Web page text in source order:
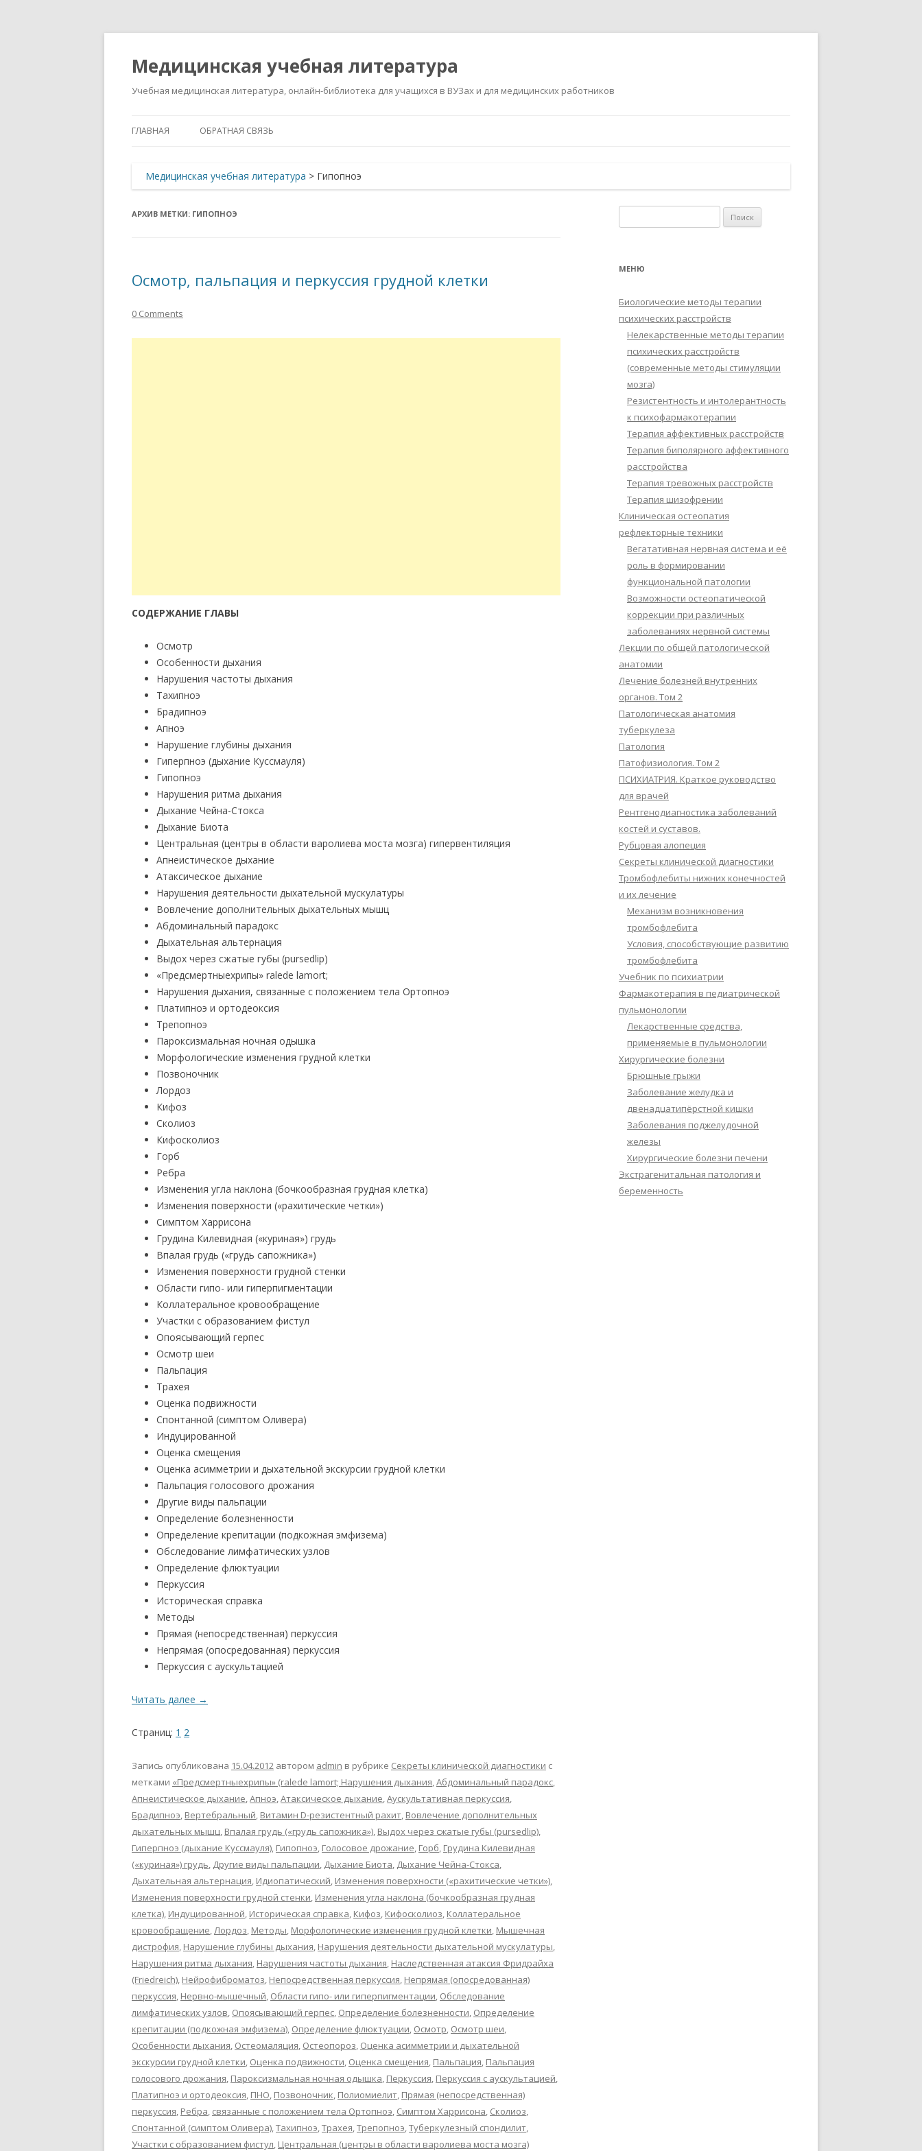
Медицинская учебная литература
Учебная медицинская литература, онлайн-библиотека для учащихся в ВУЗах и для медицинских работников
ГЛАВНАЯ ОБРАТНАЯ СВЯЗЬ
Медицинская учебная литература > Гипопноэ
АРХИВ МЕТКИ: ГИПОПНОЭ
Осмотр, пальпация и перкуссия грудной клетки
0 Comments
СОДЕРЖАНИЕ ГЛАВЫ
Осмотр
Особенности дыхания
Нарушения частоты дыхания
Тахипноэ
Брадипноэ
Апноэ
Нарушение глубины дыхания
Гиперпноэ (дыхание Куссмауля)
Гипопноэ
Нарушения ритма дыхания
Дыхание Чейна-Стокса
Дыхание Биота
Центральная (центры в области варолиева моста мозга) гипервентиляция
Апнеистическое дыхание
Атаксическое дыхание
Нарушения деятельности дыхательной мускулатуры
Вовлечение дополнительных дыхательных мышц
Абдоминальный парадокс
Дыхательная альтернация
Выдох через сжатые губы (pursedlip)
«Предсмертныехрипы» ralede lamort;
Нарушения дыхания, связанные с положением тела Ортопноэ
Платипноэ и ортодеоксия
Трепопноэ
Пароксизмальная ночная одышка
Морфологические изменения грудной клетки
Позвоночник
Лордоз
Кифоз
Сколиоз
Кифосколиоз
Горб
Ребра
Изменения угла наклона (бочкообразная грудная клетка)
Изменения поверхности («рахитические четки»)
Симптом Харрисона
Грудина Килевидная («куриная») грудь
Впалая грудь («грудь сапожника»)
Изменения поверхности грудной стенки
Области гипо- или гиперпигментации
Коллатеральное кровообращение
Участки с образованием фистул
Опоясывающий герпес
Осмотр шеи
Пальпация
Трахея
Оценка подвижности
Спонтанной (симптом Оливера)
Индуцированной
Оценка смещения
Оценка асимметрии и дыхательной экскурсии грудной клетки
Пальпация голосового дрожания
Другие виды пальпации
Определение болезненности
Определение крепитации (подкожная эмфизема)
Обследование лимфатических узлов
Определение флюктуации
Перкуссия
Историческая справка
Методы
Прямая (непосредственная) перкуссия
Непрямая (опосредованная) перкуссия
Перкуссия с аускультацией
Читать далее →
Страниц: 1 2
Запись опубликована 15.04.2012 автором admin в рубрике Секреты клинической диагностики с
метками «Предсмертныехрипы» (ralede lamort; Нарушения дыхания,Абдоминальный парадокс,
Апнеистическое дыхание,Апноэ,Атаксическое дыхание,Аускультативная перкуссия,
Брадипноэ, Вертебральный, Витамин D-резистентный рахит, Вовлечение дополнительных
дыхательных мышц, Впалая грудь («грудь сапожника»), Выдох через сжатые губы (pursedlip),
Гиперпноэ (дыхание Куссмауля), Гипопноэ, Голосовое дрожание, Горб, Грудина Килевидная
(«куриная») грудь, Другие виды пальпации, Дыхание Биота, Дыхание Чейна-Стокса,
Дыхательная альтернация, Идиопатический, Изменения поверхности («рахитические четки»),
Изменения поверхности грудной стенки, Изменения угла наклона (бочкообразная грудная
клетка), Индуцированной, Историческая справка, Кифоз, Кифосколиоз, Коллатеральное
кровообращение,Лордоз, Методы, Морфологические изменения грудной клетки, Мышечная
дистрофия, Нарушение глубины дыхания, Нарушения деятельности дыхательной мускулатуры,
Нарушения ритма дыхания, Нарушения частоты дыхания, Наследственная атаксия Фридрайха
(Friedreich), Нейрофиброматоз, Непосредственная перкуссия, Непрямая (опосредованная)
перкуссия, Нервно-мышечный, Области гипо- или гиперпигментации, Обследование
лимфатических узлов, Опоясывающий герпес, Определение болезненности, Определение
крепитации (подкожная эмфизема), Определение флюктуации, Осмотр, Осмотр шеи,
Особенности дыхания, Остеомаляция, Остеопороз, Оценка асимметрии и дыхательной
экскурсии грудной клетки, Оценка подвижности, Оценка смещения, Пальпация, Пальпация
голосового дрожания, Пароксизмальная ночная одышка, Перкуссия, Перкуссия с аускультацией,
Платипноэ и ортодеоксия, ПНО, Позвоночник, Полиомиелит, Прямая (непосредственная)
перкуссия, Ребра, связанные с положением тела Ортопноэ, Симптом Харрисона, Сколиоз,
Спонтанной (симптом Оливера),Тахипноэ,Трахея,Трепопноэ,Туберкулезный спондилит,
Участки с образованием фистул, Центральная (центры в области варолиева моста мозга)
МЕНЮ
Биологические методы терапии
психических расстройств
Нелекарственные методы терапии
психических расстройств
(современные методы стимуляции
мозга)
Резистентность и интолерантность
к психофармакотерапии
Терапия аффективных расстройств
Терапия биполярного аффективного
расстройства
Терапия тревожных расстройств
Терапия шизофрении
Клиническая остеопатия
рефлекторные техники
Вегатативная нервная система и её
роль в формировании
функциональной патологии
Возможности остеопатической
коррекции при различных
заболеваниях нервной системы
Лекции по общей патологической
анатомии
Лечение болезней внутренних
органов. Том 2
Патологическая анатомия
туберкулеза
Патология
Патофизиология. Том 2
ПСИХИАТРИЯ. Краткое руководство
для врачей
Рентгенодиагностика заболеваний
костей и суставов.
Рубцовая алопеция
Секреты клинической диагностики
Тромбофлебиты нижних конечностей
и их лечение
Механизм возникновения
тромбофлебита
Условия, способствующие развитию
тромбофлебита
Учебник по психиатрии
Фармакотерапия в педиатрической
пульмонологии
Лекарственные средства,
применяемые в пульмонологии
Хирургические болезни
Брюшные грыжи
Заболевание желудка и
двенадцатипёрстной кишки
Заболевания поджелудочной
железы
Хирургические болезни печени
Экстрагенитальная патология и
беременность